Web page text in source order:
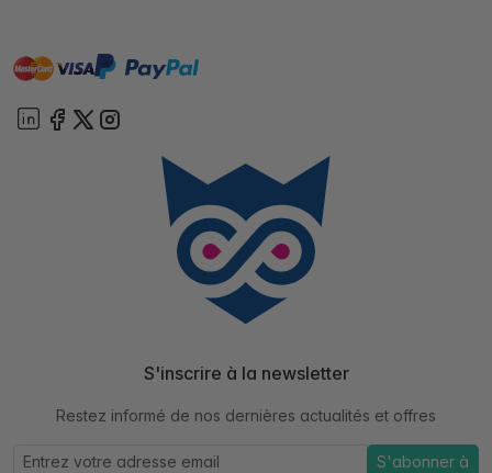
mastervisa paypal
S'inscrire à la newsletter
Restez informé de nos dernières actualités et offres
S'abonner à